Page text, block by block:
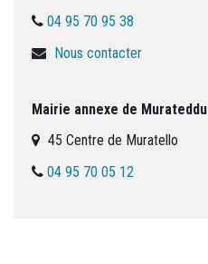
04 95 70 95 38
Nous contacter
Mairie annexe de Murateddu
45 Centre de Muratello
04 95 70 05 12